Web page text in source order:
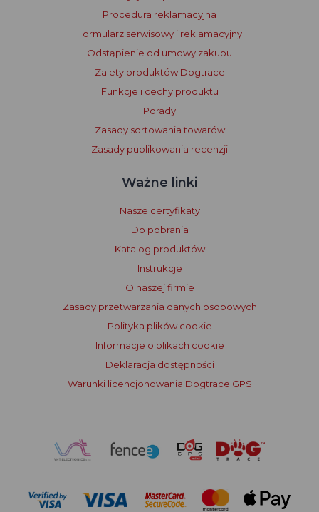
Procedura reklamacyjna
Formularz serwisowy i reklamacyjny
Odstąpienie od umowy zakupu
Zalety produktów Dogtrace
Funkcje i cechy produktu
Porady
Zasady sortowania towarów
Zasady publikowania recenzji
Ważne linki
Nasze certyfikaty
Do pobrania
Katalog produktów
Instrukcje
O naszej firmie
Zasady przetwarzania danych osobowych
Polityka plików cookie
Informacje o plikach cookie
Deklaracja dostępności
Warunki licencjonowania Dogtrace GPS